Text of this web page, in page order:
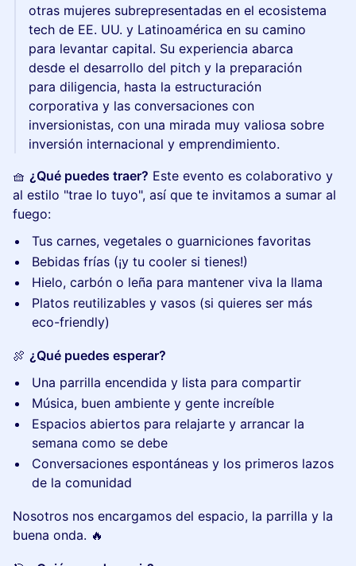
otras mujeres subrepresentadas en el ecosistema
tech de EE. UU. y Latinoamérica en su camino
para levantar capital. Su experiencia abarca
desde el desarrollo del pitch y la preparación
para diligencia, hasta la estructuración
corporativa y las conversaciones con
inversionistas, con una mirada muy valiosa sobre
inversión internacional y emprendimiento.
🧺 ¿Qué puedes traer? Este evento es colaborativo y
al estilo "trae lo tuyo", así que te invitamos a sumar al
fuego:
Tus carnes, vegetales o guarniciones favoritas
Bebidas frías (¡y tu cooler si tienes!)
Hielo, carbón o leña para mantener viva la llama
Platos reutilizables y vasos (si quieres ser más
eco-friendly)
🍖 ¿Qué puedes esperar?
Una parrilla encendida y lista para compartir
Música, buen ambiente y gente increíble
Espacios abiertos para relajarte y arrancar la
semana como se debe
Conversaciones espontáneas y los primeros lazos
de la comunidad
Nosotros nos encargamos del espacio, la parrilla y la
buena onda. 🔥